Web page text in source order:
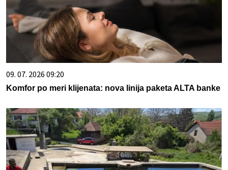
09. 07. 2026 09:20
Komfor po meri klijenata: nova linija paketa ALTA banke